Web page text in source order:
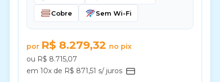
Cobre Sem Wi-Fi
por R$ 8.279,32 no pix
ou R$ 8.715,07
em 10x de R$ 871,51 s/ juros